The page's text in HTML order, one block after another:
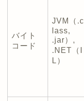
バイト
コード
JVM（.c
lass,
.jar）,
.NET（I
L）